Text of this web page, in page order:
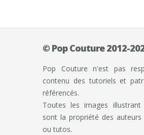
© Pop Couture 2012-
Pop Couture n'est pas
contenu des tutoriels et
référencés.
Toutes les images
sont la propriété des auteurs
ou tutos.